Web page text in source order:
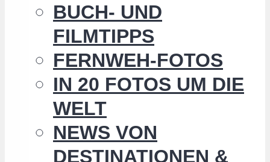
BUCH- UND
FILMTIPPS
FERNWEH-FOTOS
IN 20 FOTOS UM DIE
WELT
NEWS VON
DESTINATIONEN &